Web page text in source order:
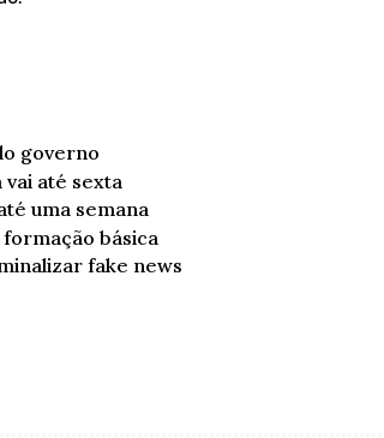
governo
até sexta
uma semana
básica
fake news